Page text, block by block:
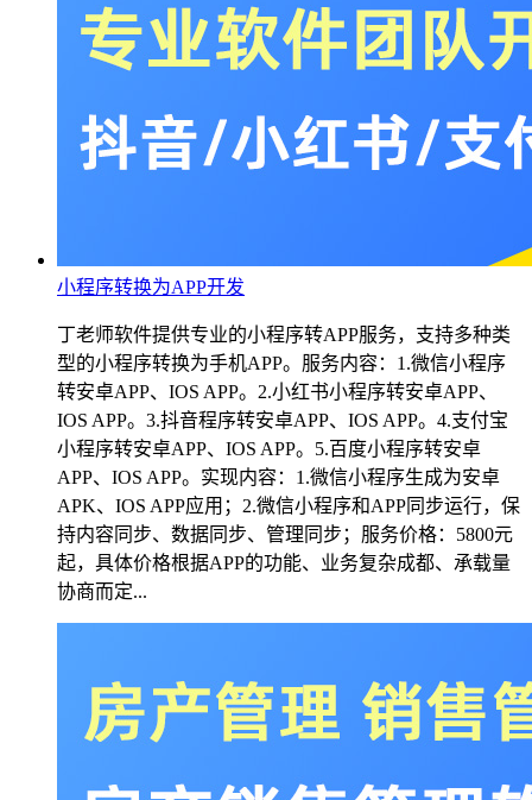
小程序转换为APP开发
丁老师软件提供专业的小程序转APP服务，支持多种类
型的小程序转换为手机APP。服务内容：1.微信小程序
转安卓APP、IOS APP。2.小红书小程序转安卓APP、
IOS APP。3.抖音程序转安卓APP、IOS APP。4.支付宝
小程序转安卓APP、IOS APP。5.百度小程序转安卓
APP、IOS APP。实现内容：1.微信小程序生成为安卓
APK、IOS APP应用；2.微信小程序和APP同步运行，保
持内容同步、数据同步、管理同步；服务价格：5800元
起，具体价格根据APP的功能、业务复杂成都、承载量
协商而定...